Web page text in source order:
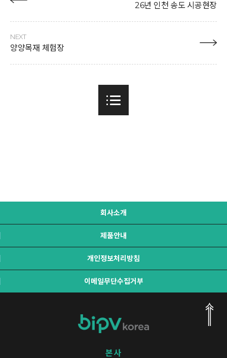
26년 인천 송도 시공현장
NEXT
양양목재 체험장
회사소개
제품안내
개인정보처리방침
이메일무단수집거부
본사